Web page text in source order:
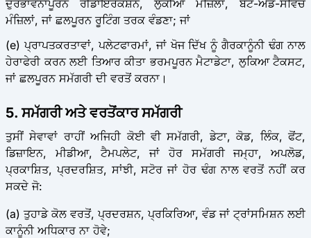
ਦੁਰਭਾਵਨਾਪੂਰਨ ਰੀਡਾਇਰੈਕਸ਼ਨ, ਲੁਕੀਆਂ ਮੰਜ਼ਿਲਾਂ, ਬੇਟ-ਐਂਡ-ਸਵਿਚ
ਮੰਜ਼ਿਲਾਂ, ਜਾਂ ਛਲਪੂਰਨ ਰੂਟਿੰਗ ਤਰਕ ਵੰਡਣਾ; ਜਾਂ
(e) ਪ੍ਰਾਪਤਕਰਤਾਵਾਂ, ਪਲੇਟਫਾਰਮਾਂ, ਜਾਂ ਖੋਜ ਦਿੱਖ ਨੂੰ ਗੈਰਕਾਨੂੰਨੀ ਢੰਗ ਨਾਲ
ਹੇਰਾਫੇਰੀ ਕਰਨ ਲਈ ਤਿਆਰ ਕੀਤਾ ਭਰਮਪੂਰਨ ਮੈਟਾਡੇਟਾ, ਲੁਕਿਆ ਟੈਕਸਟ,
ਜਾਂ ਛਲਪੂਰਨ ਸਮੱਗਰੀ ਦੀ ਵਰਤੋਂ ਕਰਨਾ।
5. ਸਮੱਗਰੀ ਅਤੇ ਵਰਤੋਂਕਾਰ ਸਮੱਗਰੀ
ਤੁਸੀਂ ਸੇਵਾਵਾਂ ਰਾਹੀਂ ਅਜਿਹੀ ਕੋਈ ਵੀ ਸਮੱਗਰੀ, ਡੇਟਾ, ਕੋਡ, ਲਿੰਕ, ਫੋਂਟ,
ਡਿਜ਼ਾਇਨ, ਮੀਡੀਆ, ਟੈਮਪਲੇਟ, ਜਾਂ ਹੋਰ ਸਮੱਗਰੀ ਜਮ੍ਹਾ, ਅਪਲੋਡ,
ਪ੍ਰਕਾਸ਼ਿਤ, ਪ੍ਰਦਰਸ਼ਿਤ, ਸਾਂਝੀ, ਸਟੋਰ ਜਾਂ ਹੋਰ ਢੰਗ ਨਾਲ ਵਰਤੋਂ ਨਹੀਂ ਕਰ
ਸਕਦੇ ਜੋ:
(a) ਤੁਹਾਡੇ ਕੋਲ ਵਰਤੋਂ, ਪ੍ਰਦਰਸ਼ਨ, ਪ੍ਰਕਿਰਿਆ, ਵੰਡ ਜਾਂ ਟ੍ਰਾਂਸਮਿਸ਼ਨ ਲਈ
ਕਾਨੂੰਨੀ ਅਧਿਕਾਰ ਨਾ ਹੋਵੇ;